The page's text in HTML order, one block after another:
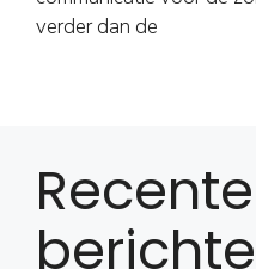
verder dan de
Recente